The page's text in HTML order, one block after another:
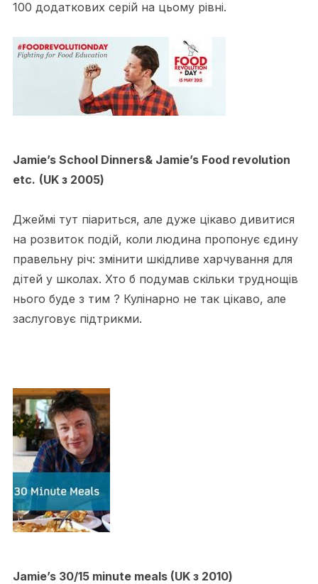
100 додаткових серій на цьому рівні.
Jamie’s School Dinners& Jamie’s Food revolution
etc. (UK з 2005)
Джеймі тут піариться, але дуже цікаво дивитися
на розвиток подій, коли людина пропонує єдину
правельну річ: змінити шкідливе харчування для
дітей у школах. Хто б подумав скільки труднощів
нього буде з тим ? Кулінарно не так цікаво, але
заслуговує підтрикми.
Jamie’s 30/15 minute meals (UK з 2010)